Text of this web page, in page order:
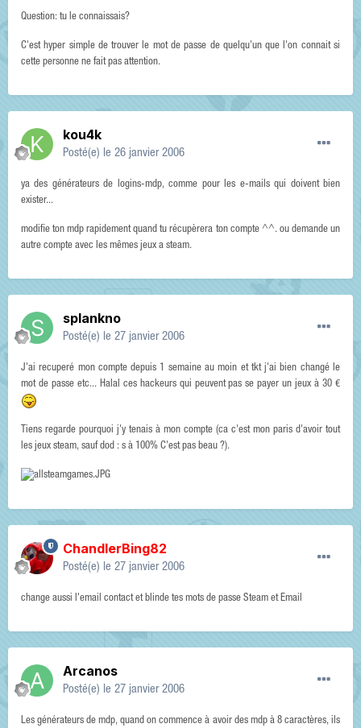
Question: tu le connaissais?
C'est hyper simple de trouver le mot de passe de quelqu'un que l'on connait si
cette personne ne fait pas attention.
kou4k
Posté(e) le 26 janvier 2006
ya des générateurs de logins-mdp, comme pour les e-mails qui doivent bien
exister...
modifie ton mdp rapidement quand tu récupèrera ton compte ^^. ou demande un
autre compte avec les mêmes jeux a steam.
splankno
Posté(e) le 27 janvier 2006
J'ai recuperé mon compte depuis 1 semaine au moin et tkt j'ai bien changé le
mot de passe etc... Halal ces hackeurs qui peuvent pas se payer un jeux à 30 €
Tiens regarde pourquoi j'y tenais à mon compte (ca c'est mon paris d'avoir tout
les jeux steam, sauf dod : s à 100% C'est pas beau ?).
ChandlerBing82
Posté(e) le 27 janvier 2006
change aussi l'email contact et blinde tes mots de passe Steam et Email
Arcanos
Posté(e) le 27 janvier 2006
Les générateurs de mdp, quand on commence à avoir des mdp à 8 caractères, ils